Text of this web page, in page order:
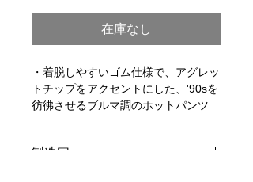
在庫なし
・着脱しやすいゴム仕様で、アグレッ
トチップをアクセントにした、'90sを
彷彿させるブルマ調のホットパンツ
製造国